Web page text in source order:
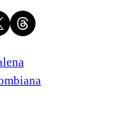
Share on Threads